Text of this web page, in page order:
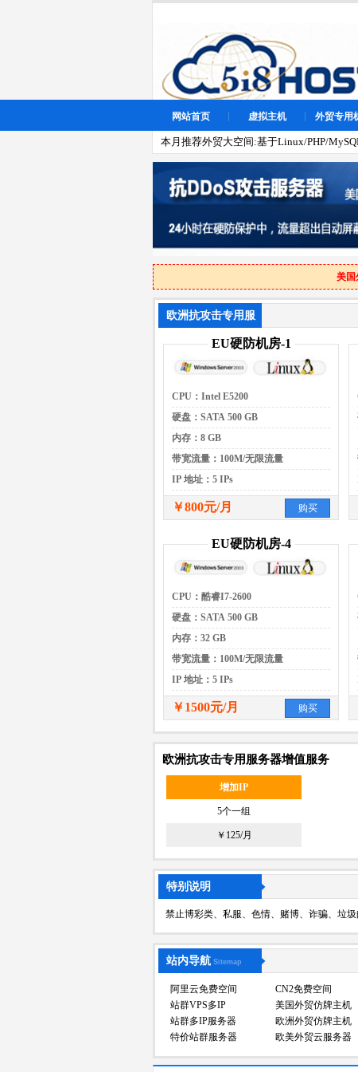
网站首页 虚拟主机 外贸专用
本月推荐外贸大空间:基于Linux/PHP/
美国
欧洲抗攻击专用服
EU硬防机房-1
CPU：Intel E5200
硬盘：SATA 500 GB
内存：8 GB
带宽流量：100M/无限流量
IP 地址：5 IPs
￥800元/月 购买
EU硬防机房-4
CPU：酷睿I7-2600
硬盘：SATA 500 GB
内存：32 GB
带宽流量：100M/无限流量
IP 地址：5 IPs
￥1500元/月 购买
欧洲抗攻击专用服务器增值服务
增加IP
5个一组
￥125/月
特别说明
禁止博彩类、私服、色情、赌博、诈骗、垃
站内导航 Sitemap
阿里云免费空间 CN2免费空间
站群VPS多IP
美国外贸仿牌主机
站群多IP服务器
欧洲外贸仿牌主机
特价站群服务器
欧美外贸云服务器